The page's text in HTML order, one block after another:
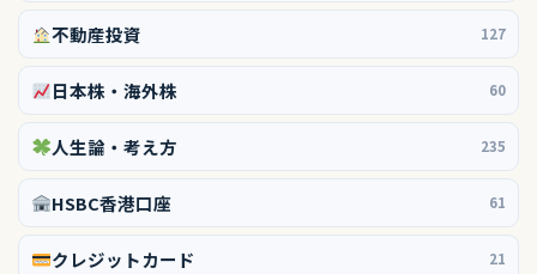
不動産投資 127
日本株・海外株 60
人生論・考え方 235
HSBC香港口座 61
クレジットカード 21